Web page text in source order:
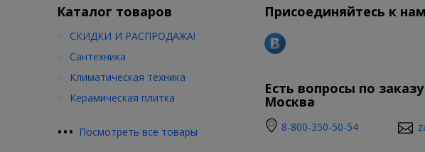
Каталог товаров
СКИДКИ И РАСПРОДАЖА!
Сантехника
Климатическая техника
Керамическая плитка
••• Посмотреть все товары
Присоединяйтесь к
Есть вопросы по
Москва
8-800-350-50-54